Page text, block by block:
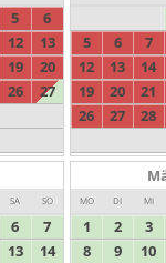
5
6
12
13
19
20
26
27
5
6 7
12
13 14
19
20 21
26
27 28
SA SO
6
7
13
14
MO DI MI
1 2 3
8
9 10